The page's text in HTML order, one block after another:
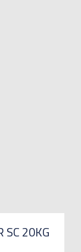
SC 20KG